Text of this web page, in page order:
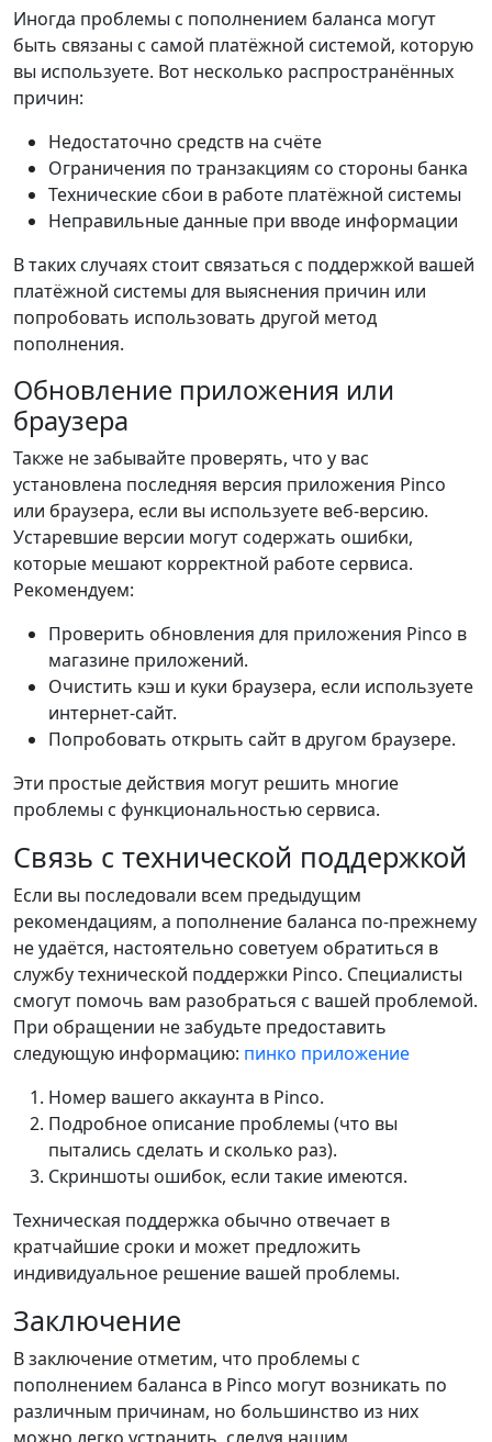
Иногда проблемы с пополнением баланса могут
быть связаны с самой платёжной системой, которую
вы используете. Вот несколько распространённых
причин:
Недостаточно средств на счёте
Ограничения по транзакциям со стороны банка
Технические сбои в работе платёжной системы
Неправильные данные при вводе информации
В таких случаях стоит связаться с поддержкой вашей
платёжной системы для выяснения причин или
попробовать использовать другой метод
пополнения.
Обновление приложения или
браузера
Также не забывайте проверять, что у вас
установлена последняя версия приложения Pinco
или браузера, если вы используете веб-версию.
Устаревшие версии могут содержать ошибки,
которые мешают корректной работе сервиса.
Рекомендуем:
Проверить обновления для приложения Pinco в
магазине приложений.
Очистить кэш и куки браузера, если используете
интернет-сайт.
Попробовать открыть сайт в другом браузере.
Эти простые действия могут решить многие
проблемы с функциональностью сервиса.
Связь с технической поддержкой
Если вы последовали всем предыдущим
рекомендациям, а пополнение баланса по-прежнему
не удаётся, настоятельно советуем обратиться в
службу технической поддержки Pinco. Специалисты
смогут помочь вам разобраться с вашей проблемой.
При обращении не забудьте предоставить
следующую информацию: пинко приложение
Номер вашего аккаунта в Pinco.
Подробное описание проблемы (что вы
пытались сделать и сколько раз).
Скриншоты ошибок, если такие имеются.
Техническая поддержка обычно отвечает в
кратчайшие сроки и может предложить
индивидуальное решение вашей проблемы.
Заключение
В заключение отметим, что проблемы с
пополнением баланса в Pinco могут возникать по
различным причинам, но большинство из них